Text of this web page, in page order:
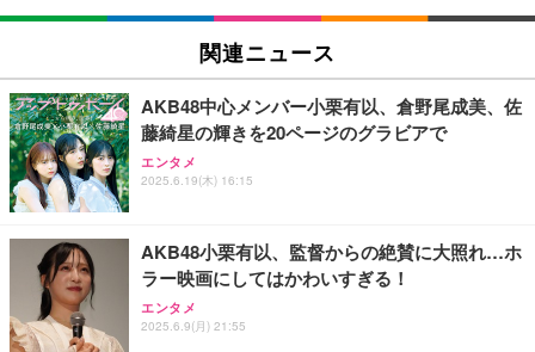
エレコム ワイヤレスマウス Bluetooth EX-G 握りの
ガンメタリック M-XGM15BBSGM/EC
￥1,890
HP 有線 マウス HP 100G
エレコム ワイヤレスマウス 静音 Slint Bluetooth 無
線2.4GHz 3台マルチペアリング 薄型 軽量 充電式 M
サイズ ブラック M-TM25MBMSABK
エレコム ワイヤレスマウス Bluetooth EX-G 握りの
ガンメタリック M-XGM15BBSGM/EC
￥1,890
HP 有線 マウス HP 100G
エレコム ワイヤレスマウス 静音 Slint Bluetooth 無
線2.4GHz 3台マルチペアリング 薄型 軽量 充電式 M
サイズ ブラック M-TM25MBMSABK
EIZO ビジネス向けプレミアムモニター | FlexScan
￥109,572
【純正品】27"ゲーミングモニター DualSense 充電
フック付き（CFI-ZDM1J）
【整備済み品】Dell E2724HS 27インチ 液晶モニタ
ー フルHD（1920×1080）VA 非光沢 HDMI/DisplayP
ort/VGA スピーカー内蔵 高さ調整 スイベル VESA対
関連ニュース
AKB48中心メンバー小栗有以、倉野尾成美、佐
藤綺星の輝きを20ページのグラビアで
エンタメ
2025.6.19(木) 16:15
AKB48小栗有以、監督からの絶賛に大照れ…ホ
ラー映画にしてはかわいすぎる！
エンタメ
2025.6.9(月) 21:55